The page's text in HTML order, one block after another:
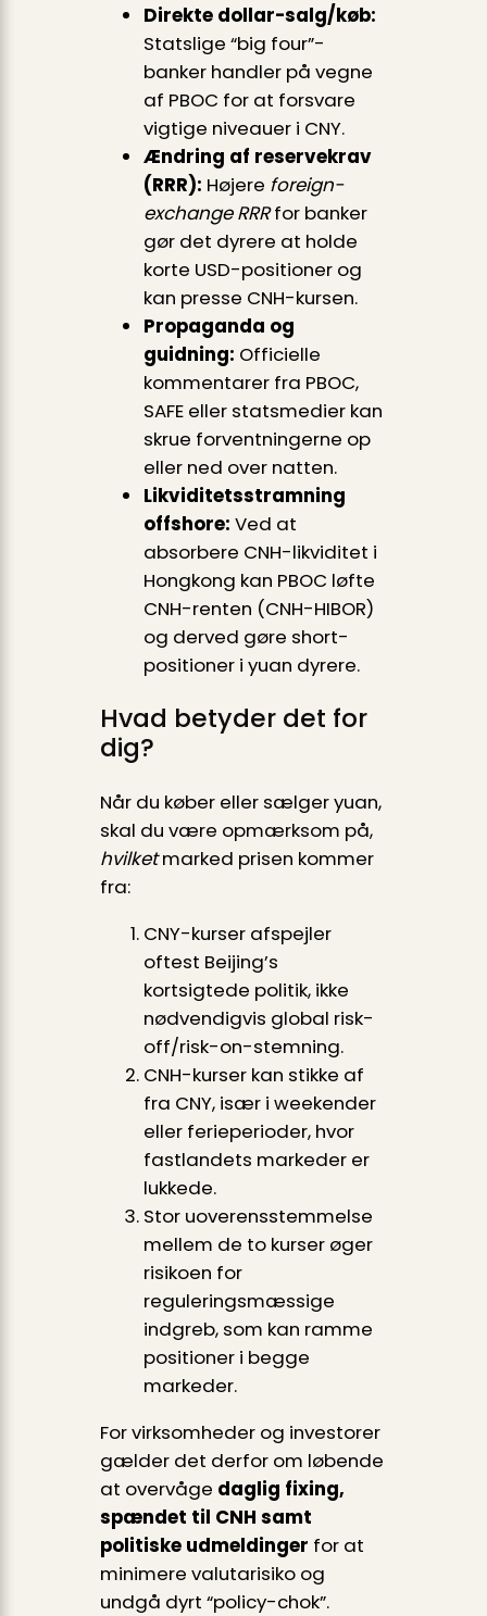
Direkte dollar-salg/køb:
Statslige “big four”-
banker handler på vegne
af PBOC for at forsvare
vigtige niveauer i CNY.
Ændring af reservekrav
(RRR): Højere foreign-
exchange RRRfor banker
gør det dyrere at holde
korte USD-positioner og
kan presse CNH-kursen.
Propaganda og
guidning: Officielle
kommentarer fra PBOC,
SAFE eller statsmedier kan
skrue forventningerne op
eller ned over natten.
Likviditetsstramning
offshore: Ved at
absorbere CNH-likviditet i
Hongkong kan PBOC løfte
CNH-renten (CNH-HIBOR)
og derved gøre short-
positioner i yuan dyrere.
Hvad betyder det for
dig?
Når du køber eller sælger yuan,
skal du være opmærksom på,
hvilketmarked prisen kommer
fra:
CNY-kurser afspejler
oftest Beijing’s
kortsigtede politik, ikke
nødvendigvis global risk-
off/risk-on-stemning.
CNH-kurser kan stikke af
fra CNY, især i weekender
eller ferieperioder, hvor
fastlandets markeder er
lukkede.
Stor uoverensstemmelse
mellem de to kurser øger
risikoen for
reguleringsmæssige
indgreb, som kan ramme
positioner i begge
markeder.
For virksomheder og investorer
gælder det derfor om løbende
at overvåge daglig fixing,
spændet til CNH samt
politiske udmeldinger for at
minimere valutarisiko og
undgå dyrt “policy-chok”.